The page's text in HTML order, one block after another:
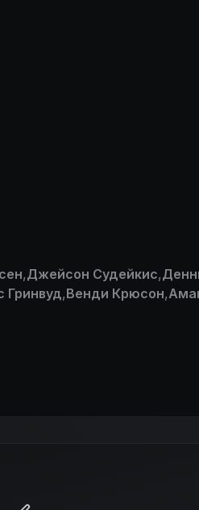
,Джейсон Судейкис,
Гринвуд,Венди Крюсон,